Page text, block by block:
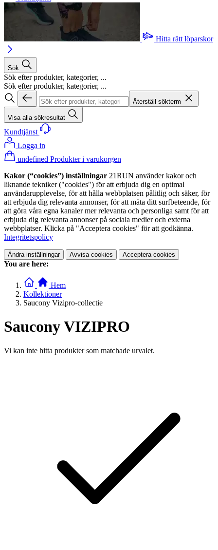
Hitta rätt löparskor
Sök
Sök efter produkter, kategorier, ...
Sök efter produkter, kategorier, ...
Återställ sökterm
Visa alla sökresultat
Kundtjänst
Logga in
undefined Produkter i varukorgen
Kakor (“cookies”) inställningar 21RUN använder kakor och
liknande tekniker ("cookies") för att erbjuda dig en optimal
användarupplevelse, för att hålla webbplatsen pålitlig och säker, för
att erbjuda dig relevanta annonser, för att mäta ditt surfbeteende, för
att göra våra egna kanaler mer relevanta och personliga samt för att
erbjuda dig relevanta annonser på sociala medier och externa
webbplatser. Klicka på "Acceptera cookies" för att godkänna.
Integritetspolicy
Ändra inställningar Avvisa cookies Acceptera cookies
You are here:
Hem
Kollektioner
Saucony Vizipro-collectie
Saucony VIZIPRO
Vi kan inte hitta produkter som matchade urvalet.